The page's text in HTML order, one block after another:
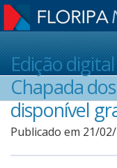
Home
Notícias
Edição
Chapada
disponível
Publicado em 21/